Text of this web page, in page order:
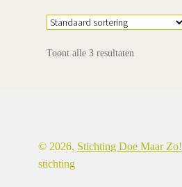
Toont alle 3 resultaten
© 2026, Stichting Doe Maar Zo!
stichting